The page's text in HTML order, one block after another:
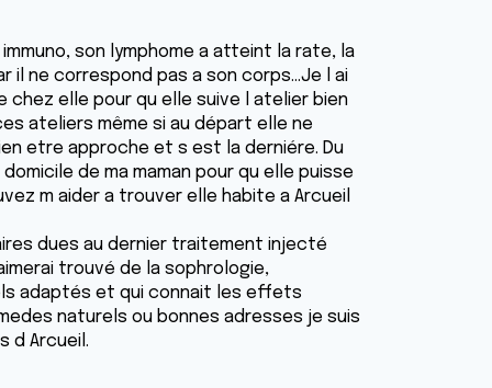
son lymphome a atteint la rate, la
ne correspond pas a son corps...Je l ai
elle pour qu elle suive l atelier bien
ateliers même si au départ elle ne
etre approche et s est la derniére. Du
de ma maman pour qu elle puisse
m aider a trouver elle habite a Arcueil
dues au dernier traitement injecté
trouvé de la sophrologie,
adaptés et qui connait les effets
naturels ou bonnes adresses je suis
d Arcueil.